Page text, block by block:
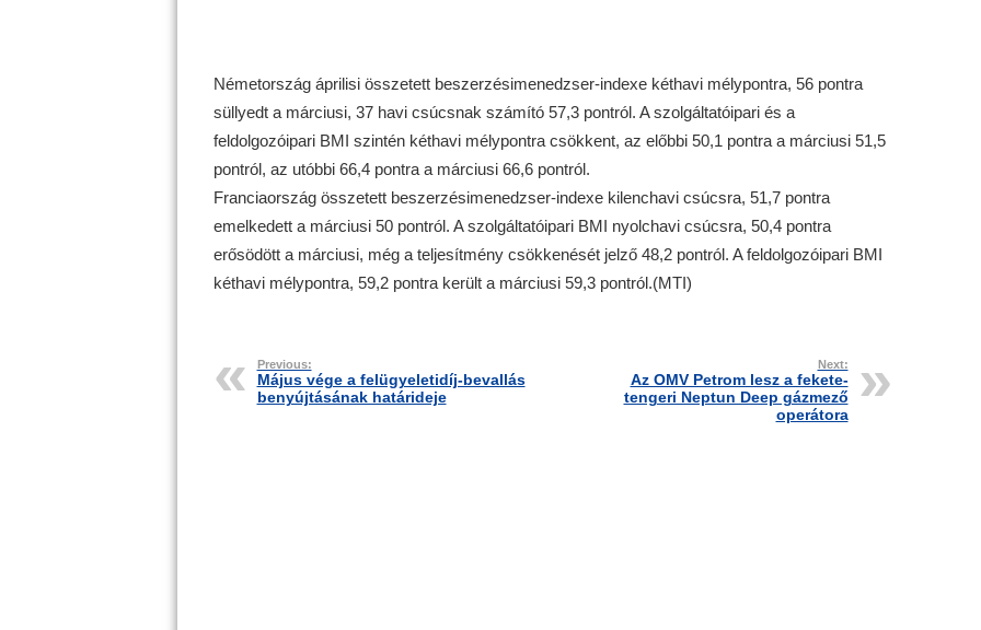
Németország áprilisi összetett beszerzésimenedzser-indexe kéthavi mélypontra, 56 pontra
süllyedt a márciusi, 37 havi csúcsnak számító 57,3 pontról. A szolgáltatóipari és a
feldolgozóipari BMI szintén kéthavi mélypontra csökkent, az előbbi 50,1 pontra a márciusi 51,5
pontról, az utóbbi 66,4 pontra a márciusi 66,6 pontról.
Franciaország összetett beszerzésimenedzser-indexe kilenchavi csúcsra, 51,7 pontra
emelkedett a márciusi 50 pontról. A szolgáltatóipari BMI nyolchavi csúcsra, 50,4 pontra
erősödött a márciusi, még a teljesítmény csökkenését jelző 48,2 pontról. A feldolgozóipari BMI
kéthavi mélypontra, 59,2 pontra került a márciusi 59,3 pontról.(MTI)
Previous:
Május vége a felügyeletidíj-bevallás
benyújtásának határideje
Next:
Az OMV Petrom lesz a fekete-
tengeri Neptun Deep gázmező
operátora